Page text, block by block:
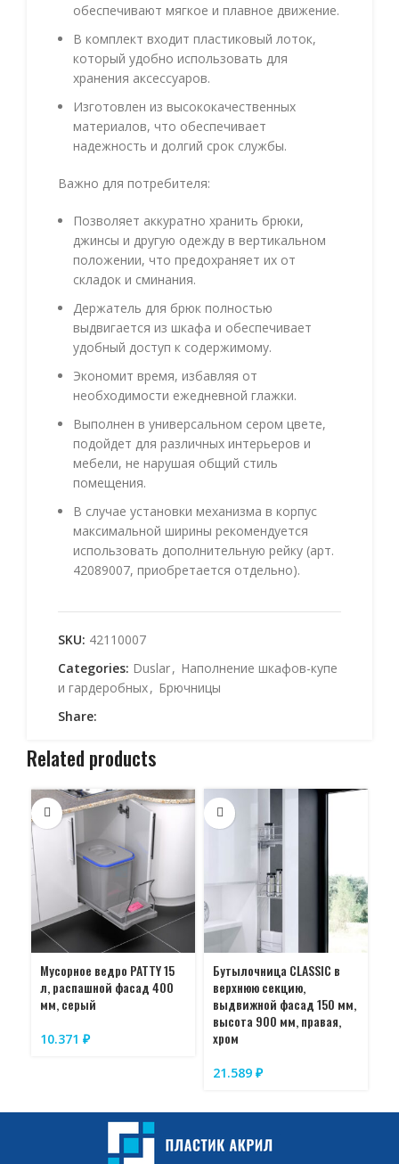
обеспечивают мягкое и плавное движение.
В комплект входит пластиковый лоток,
который удобно использовать для
хранения аксессуаров.
Изготовлен из высококачественных
материалов, что обеспечивает
надежность и долгий срок службы.
Важно для потребителя:
Позволяет аккуратно хранить брюки,
джинсы и другую одежду в вертикальном
положении, что предохраняет их от
складок и сминания.
Держатель для брюк полностью
выдвигается из шкафа и обеспечивает
удобный доступ к содержимому.
Экономит время, избавляя от
необходимости ежедневной глажки.
Выполнен в универсальном сером цвете,
подойдет для различных интерьеров и
мебели, не нарушая общий стиль
помещения.
В случае установки механизма в корпус
максимальной ширины рекомендуется
использовать дополнительную рейку (арт.
42089007, приобретается отдельно).
SKU: 42110007
Categories: Duslar, Наполнение шкафов-купе
и гардеробных, Брючницы
Share:
Related products
Мусорное ведро PATTY 15
л, распашной фасад 400
мм, серый
10.371 ₽
Бутылочница CLASSIC в
верхнюю секцию,
выдвижной фасад 150 мм,
высота 900 мм, правая,
хром
21.589 ₽